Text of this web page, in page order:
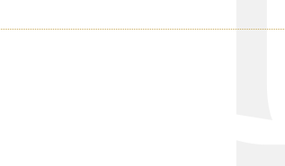
SPORTS&DINING